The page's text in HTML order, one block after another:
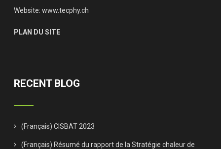
Website:www.tecphy.ch
PLAN DU SITE
RECENT BLOG
(Français) CISBAT 2023
(Français) Résumé du rapport de la Stratégie chaleur de